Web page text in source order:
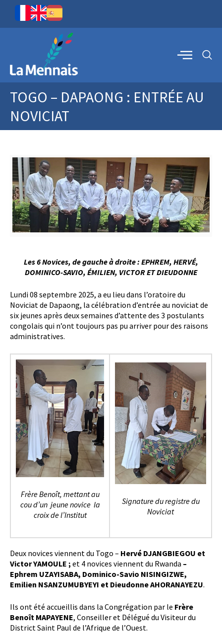
TOGO – DAPAONG : ENTRÉE AU
NOVICIAT
Les 6 Novices, de gauche à droite : EPHREM, HERVÉ,
DOMINICO-SAVIO, ÉMILIEN, VICTOR ET DIEUDONNE
Lundi 08 septembre 2025, a eu lieu dans l’oratoire du
Noviciat de Dapaong, la célébration d’entrée au noviciat de
six jeunes après deux semaines d’attente des 3 postulants
congolais qui n’ont toujours pas pu arriver pour des raisons
administratives.
Frère Benoît, mettant au
cou d’un jeune novice la
croix de l’Institut
Signature du registre du
Noviciat
Deux novices viennent du Togo – Hervé DJANGBIEGOU et
Victor YAMOULE ; et 4 novices viennent du Rwanda –
Ephrem UZAYISABA, Dominico-Savio NISINGIZWE,
Emilien NSANZUMUBYEYI et Dieudonne AHORANAYEZU.
Ils ont été accueillis dans la Congrégation par le Frère
Benoît MAPAYENE, Conseiller et Délégué du Visiteur du
District Saint Paul de l’Afrique de l’Ouest.